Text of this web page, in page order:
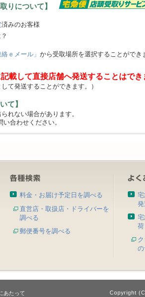
取りについて】
済みのお客様
絡ｅメール」 から受取場所を選択することができ
載して直接店舗へ発送することはでき
して発送することができます。）
て】
れない場合があります。
い合わせください。
料金・お届け予定日を調べる
直営店・取扱店・ドライバーを
調べる
郵便番号を調べる
宅
発
荷
あたって Copyright